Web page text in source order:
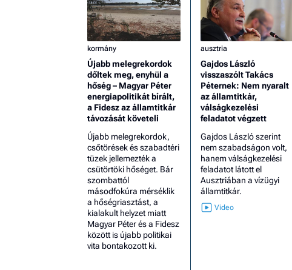
kormány
Újabb melegrekordok
dőltek meg, enyhül a
hőség – Magyar Péter
energiapolitikát bírált,
a Fidesz az államtitkár
távozását követeli
Újabb melegrekordok,
csőtörések és szabadtéri
tüzek jellemezték a
csütörtöki hőséget. Bár
szombattól
másodfokúra mérséklik
a hőségriasztást, a
kialakult helyzet miatt
Magyar Péter és a Fidesz
között is újabb politikai
vita bontakozott ki.
ausztria
Gajdos László
visszaszólt Takács
Péternek: Nem nyaralt
az államtitkár,
válságkezelési
feladatot végzett
Gajdos László szerint
nem szabadságon volt,
hanem válságkezelési
feladatot látott el
Ausztriában a vízügyi
államtitkár.